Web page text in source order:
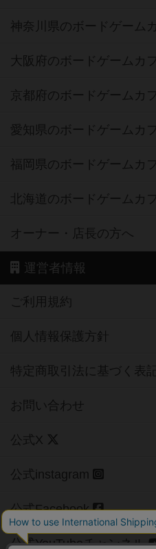
神奈川県のボードゲーム
大阪府のボードゲームカ
京都府のボードゲームカ
愛知県のボードゲームカ
福岡県のボードゲームカ
北海道のボードゲームカ
オーナー・店長の方へ
運営者情報
ご利用規約
個人情報保護方針
特定商取引法に基づく表
お問い合わせ
公式X
公式instagram
公式Facebook
公式YouTubeチャンネル